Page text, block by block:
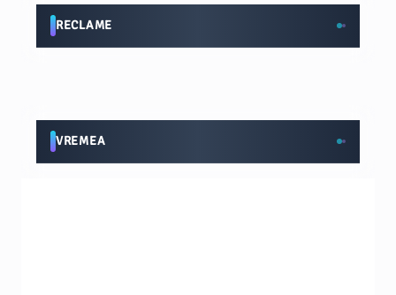
RECLAME
VREMEA